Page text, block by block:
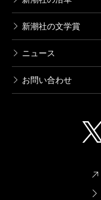
新潮社の文学賞
ニュース
お問い合わせ